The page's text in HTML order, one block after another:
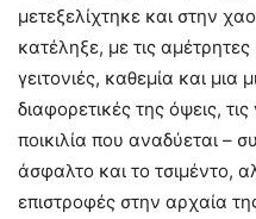
μετεξελίχτηκε και στην
κατέληξε, με τις
γειτονιές, καθεμία και μια
διαφορετικές της όψεις,
ποικιλία που αναδύεται –
άσφαλτο και το τσιμέντο,
επιστροφές στην αρχαία